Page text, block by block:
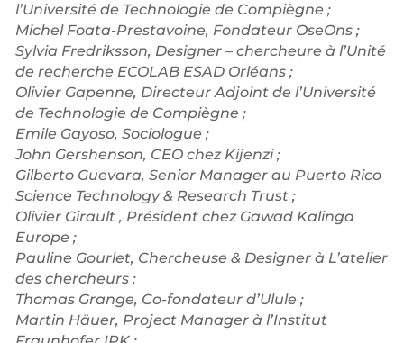
l’Université de Technologie de Compiègne ;
Michel Foata-Prestavoine, Fondateur OseOns ;
Sylvia Fredriksson, Designer – chercheure à l’Unité
de recherche ECOLAB ESAD Orléans ;
Olivier Gapenne, Directeur Adjoint de l’Université
de Technologie de Compiègne ;
Emile Gayoso, Sociologue ;
John Gershenson, CEO chez Kijenzi ;
Gilberto Guevara, Senior Manager au Puerto Rico
Science Technology & Research Trust ;
Olivier Girault , Président chez Gawad Kalinga
Europe ;
Pauline Gourlet, Chercheuse & Designer à L’atelier
des chercheurs ;
Thomas Grange, Co-fondateur d’Ulule ;
Martin Häuer, Project Manager à l’Institut